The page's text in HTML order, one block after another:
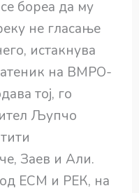
бореа да му
не гласање
истакнува
на ВМРО-
тој, го
Љупчо
Заев и Али.
ЕСМ и РЕК, на